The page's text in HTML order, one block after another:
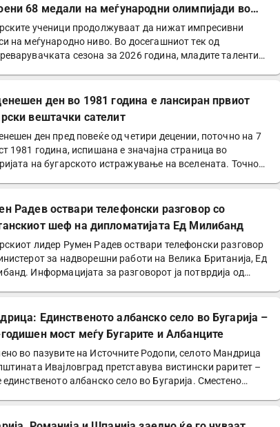
68 медали на меѓународни олимпијади во
годинаученици продолжуваат да нижат импресивни
на меѓународно ниво. Во досегашниот тек од
сезона за 2026 година, младите таленти
ден во 1981 година е лансиран првиот
вештачки сателит
ден пред повеќе од четири децении, поточно на 7
1981 година, испишана е значајна страница во
на бугарското истражување на вселената. Точно
Радев оствари телефонски разговор со
шеф на дипломатијата Ед Милибанд
лидер Румен Радев оствари телефонски разговор
за надворешни работи на Велика Британија, Ед
Информацијата за разговорот ја потврдија од…
Единственото албанско село во Бугарија –
мост меѓу Бугарите и Албанците
во пазувите на Источните Родопи, селото Мандрица
Ивајловград претставува вистински раритет –
единственото албанско село во Бугарија. Сместено…